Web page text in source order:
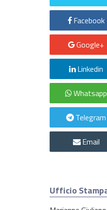
Facebook
Google+
Linkedin
Whatsapp
Telegram
Email
Ufficio